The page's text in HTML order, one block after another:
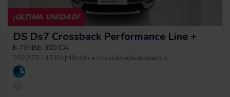
¡ÚLTIMA UNIDAD!
DS Ds7 Crossback Performance Line +
E-TENSE 300 CA
2022|72.145 Km|Híbrido enchufable|Automático